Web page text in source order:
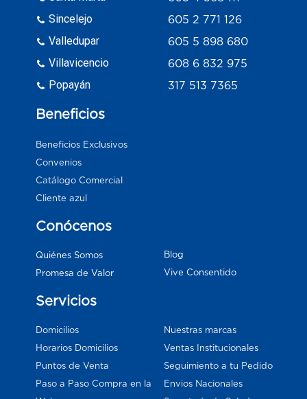
Sincelejo
Valledupar
Villavicencio
Popayán
605 2 771 126
605 5 898 680
608 6 832 975
317 513 7365
Beneficios
Beneficios Exclusivos
Convenios
Catálogo Comercial
Cliente azul
Conócenos
Quiénes Somos
Promesa de Valor
Blog
Vive Consentido
Servicios
Domicilios
Horarios Domicilios
Puntos de Venta
Paso a Paso Compra en la
Nuestras marcas
Ventas Institucionales
Seguimiento a tu Pedido
Envios Nacionales